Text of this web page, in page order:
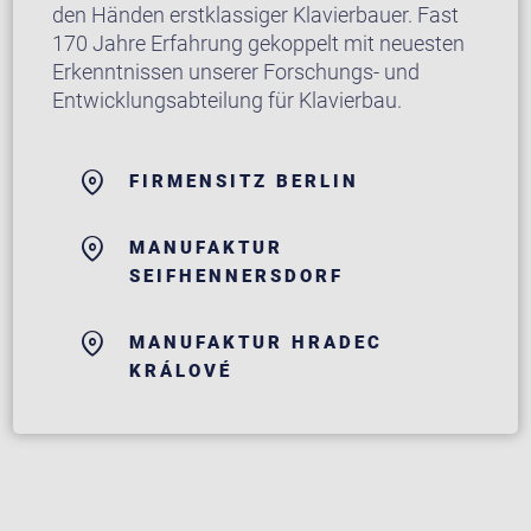
den Händen erstklassiger Klavierbauer. Fast
170 Jahre Erfahrung gekoppelt mit neuesten
Erkenntnissen unserer Forschungs- und
Entwicklungsabteilung für Klavierbau.
FIRMENSITZ BERLIN
MANUFAKTUR
SEIFHENNERSDORF
MANUFAKTUR HRADEC
KRÁLOVÉ